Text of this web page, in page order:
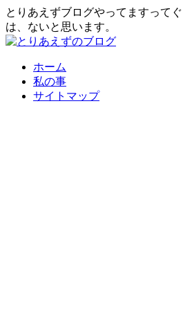
とりあえずブログやってますって
は、ないと思います。
ホーム
私の事
サイトマップ